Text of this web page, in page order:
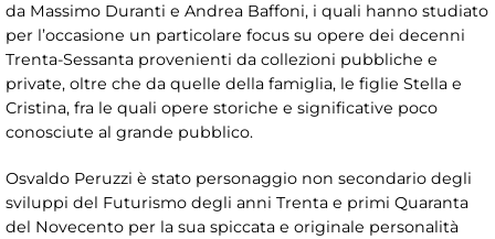
da Massimo Duranti e Andrea Baffoni, i quali hanno studiato
per l’occasione un particolare focus su opere dei decenni
Trenta-Sessanta provenienti da collezioni pubbliche e
private, oltre che da quelle della famiglia, le figlie Stella e
Cristina, fra le quali opere storiche e significative poco
conosciute al grande pubblico.
Osvaldo Peruzzi è stato personaggio non secondario degli
sviluppi del Futurismo degli anni Trenta e primi Quaranta
del Novecento per la sua spiccata e originale personalità